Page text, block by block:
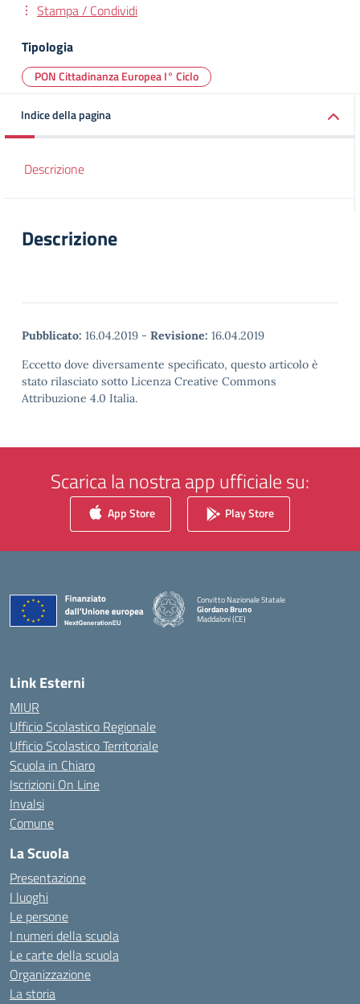
Stampa / Condividi
Tipologia
PON Cittadinanza Europea I° Ciclo
Indice della pagina
Descrizione
Descrizione
Pubblicato: 16.04.2019 - Revisione: 16.04.2019
Eccetto dove diversamente specificato, questo articolo è
stato rilasciato sotto Licenza Creative Commons
Attribuzione 4.0 Italia.
Scarica la nostra app ufficiale su:
App Store Play Store
Convitto Nazionale Statale
Giordano Bruno
Maddaloni (CE)
Link Esterni
MIUR
Ufficio Scolastico Regionale
Ufficio Scolastico Territoriale
Scuola in Chiaro
Iscrizioni On Line
Invalsi
Comune
La Scuola
Presentazione
I luoghi
Le persone
I numeri della scuola
Le carte della scuola
Organizzazione
La storia